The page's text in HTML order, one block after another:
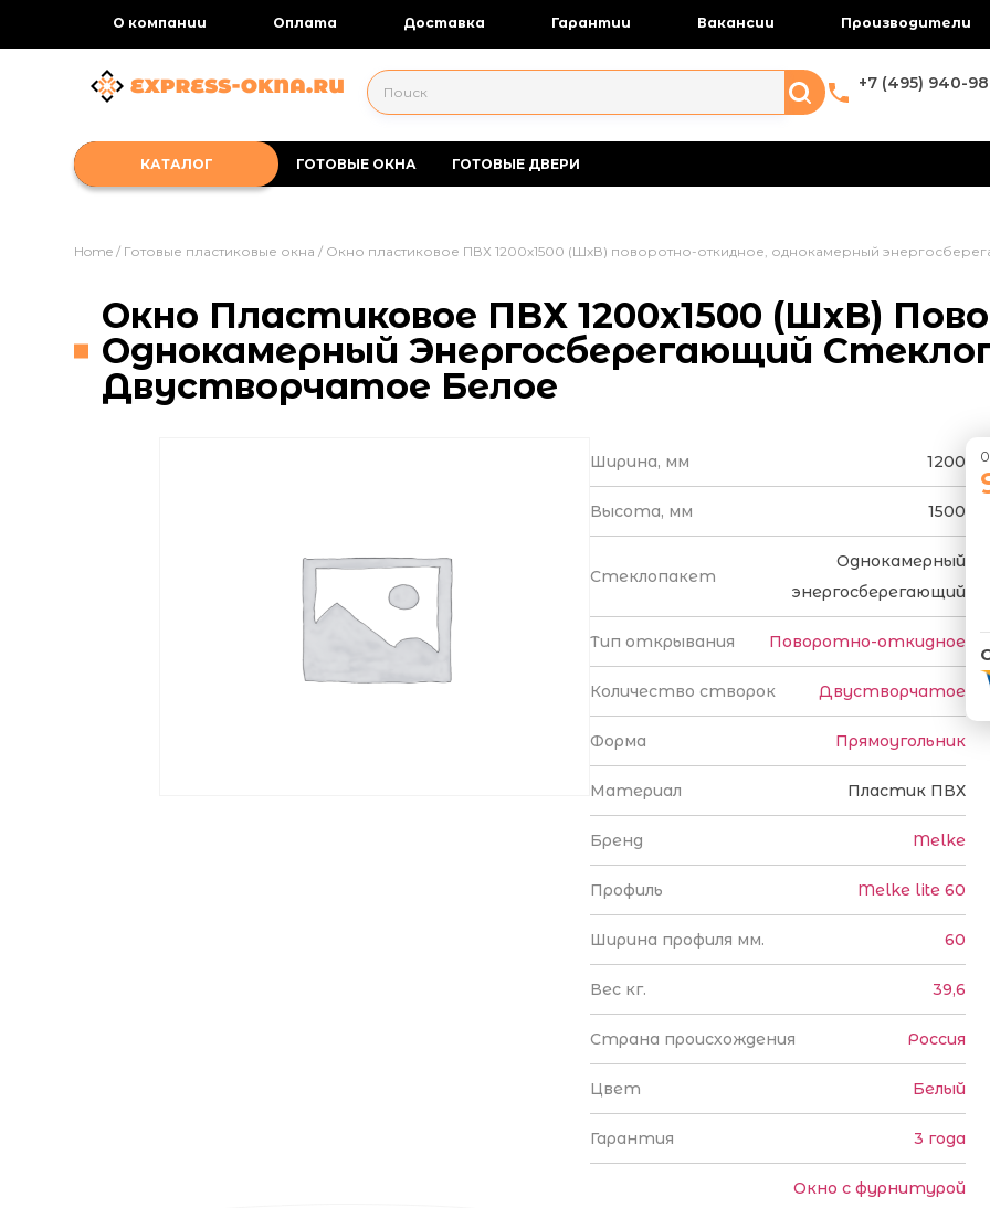
О компании Оплата Доставка Гарантии Вакансии Производители
+7 (495) 940-
ГОТОВЫЕ ОКНА ГОТОВЫЕ ДВЕРИ
Home / Готовые пластиковые окна / Окно пластиковое ПВХ 1200х1500 (ШхВ) поворотно-откидное, однокамерный
Окно Пластиковое ПВХ 1200х1500 (ШхВ)
Однокамерный Энергосберегающий
Двустворчатое Белое
Ширина, мм 1200
Высота, мм 1500
Стеклопакет
Однокамерный
энергосберегающий
Тип открывания Поворотно-откидное
Количество створок Двустворчатое
Форма Прямоугольник
Материал Пластик ПВХ
Бренд Melke
Профиль Melke lite 60
Ширина профиля мм. 60
Вес кг. 39,6
Страна происхождения Россия
Цвет Белый
Гарантия 3 года
Окно с фурнитурой